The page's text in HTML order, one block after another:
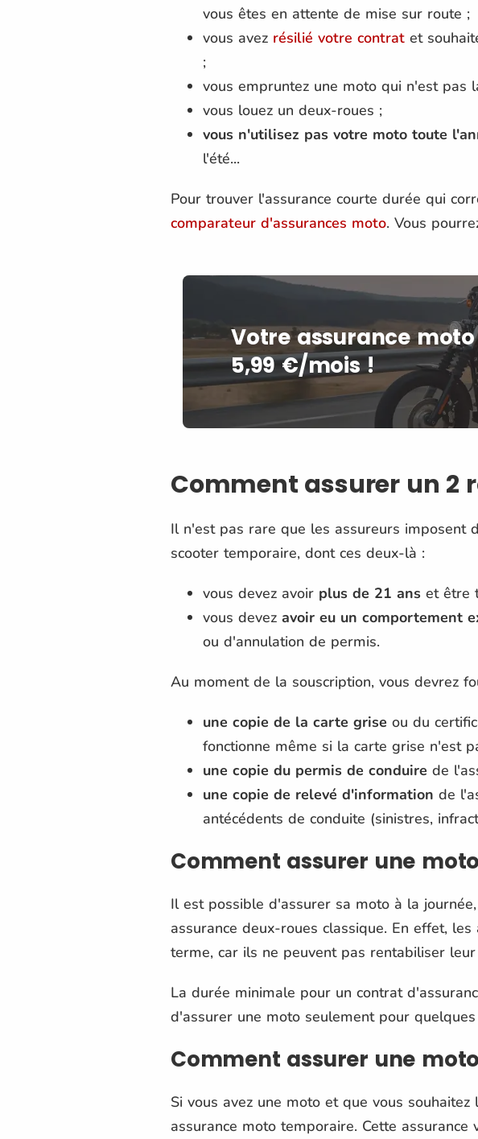
vous êtes en attente de mise sur route ;
vous avez résilié votre contrat et
;
vous empruntez une moto qui n'est pas
vous louez un deux-roues ;
vous n'utilisez pas votre moto toute
l'été...
Pour trouver l'assurance courte durée qui
comparateur d'assurances moto. Vous
Votre assurance
5,99 €/mois !
Comment assurer un 2
Il n'est pas rare que les assureurs imposent
scooter temporaire, dont ces deux-là :
vous devez avoir plus de 21 ans et être
vous devez avoir eu un comportement
ou d'annulation de permis.
Au moment de la souscription, vous devrez
une copie de la carte grise ou du
fonctionne même si la carte grise n'est
une copie du permis de conduire de
une copie de relevé d'information de
antécédents de conduite (sinistres,
Comment assurer une
Il est possible d'assurer sa moto à la
assurance deux-roues classique. En effet,
terme, car ils ne peuvent pas rentabiliser
La durée minimale pour un contrat
d'assurer une moto seulement pour quelques
Comment assurer une
Si vous avez une moto et que vous
assurance moto temporaire. Cette